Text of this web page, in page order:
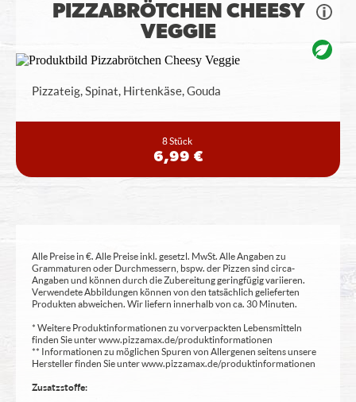
PIZZABRÖTCHEN CHEESY
VEGGIE
Pizzateig, Spinat, Hirtenkäse, Gouda
8 Stück
6,99 €
Alle Preise in €. Alle Preise inkl. gesetzl. MwSt. Alle Angaben zu
Grammaturen oder Durchmessern, bspw. der Pizzen sind circa-
Angaben und können durch die Zubereitung geringfügig variieren.
Verwendete Abbildungen können von den tatsächlich gelieferten
Produkten abweichen. Wir liefern innerhalb von ca. 30 Minuten.
* Weitere Produktinformationen zu vorverpackten Lebensmitteln
finden Sie unter www.pizzamax.de/produktinformationen
** Informationen zu möglichen Spuren von Allergenen seitens unsere
Hersteller finden Sie unter www.pizzamax.de/produktinformationen
Zusatzstoffe: